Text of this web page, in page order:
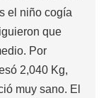
el niño cogía
que
Por
2,040 Kg,
muy sano. El